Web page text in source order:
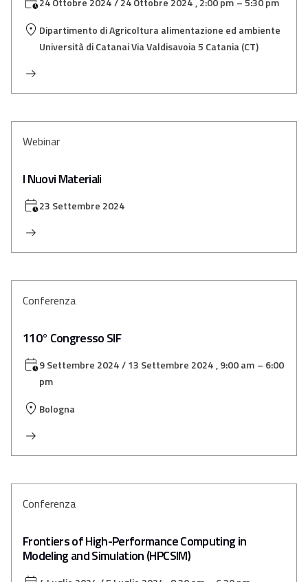
Dipartimento di Agricoltura alimentazione ed ambiente
Università di Catanai Via Valdisavoia 5 Catania (CT)
Webinar
I Nuovi Materiali
23 Settembre 2024
Conferenza
110° Congresso SIF
9 Settembre 2024/ 13 Settembre 2024 , 9:00 am – 6:00
pm
Bologna
Conferenza
Frontiers of High-Performance Computing in
Modeling and Simulation (HPCSIM)